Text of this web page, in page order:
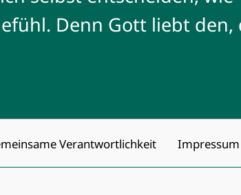
Denn Gott liebt
Verantwortlichkeit Impressum